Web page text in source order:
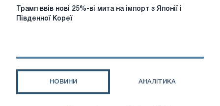
Трамп
ввів
мита
Японії
Трамп ввів нові 25%-ві мита на імпорт з Японії і
Південної Кореї
НОВИНИ АНАЛІТИКА